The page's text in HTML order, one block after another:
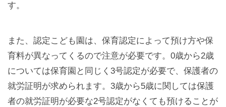
す。
また、認定こども園は、保育認定によって預け方や保
育料が異なってくるので注意が必要です。0歳から2歳
については保育園と同じく3号認定が必要で、保護者の
就労証明が求められます。3歳から5歳に関しては保護
者の就労証明が必要な2号認定がなくても預けることが